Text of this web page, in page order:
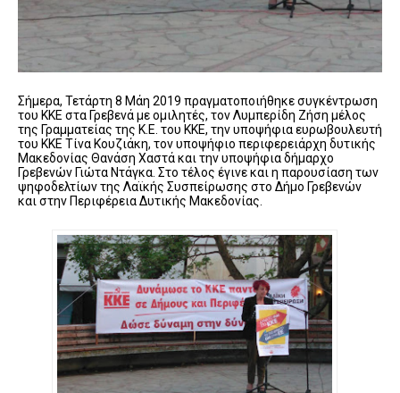
Σήμερα, Τετάρτη 8 Μάη 2019 πραγματοποιήθηκε συγκέντρωση
του ΚΚΕ στα Γρεβενά με ομιλητές, τον Λυμπερίδη Ζήση μέλος
της Γραμματείας της Κ.Ε. του ΚΚΕ, την υποψήφια ευρωβουλευτή
του ΚΚΕ Τίνα Κουζιάκη, τον υποψήφιο περιφερειάρχη δυτικής
Μακεδονίας Θανάση Χαστά και την υποψήφια δήμαρχο
Γρεβενών Γιώτα Ντάγκα. Στο τέλος έγινε και η παρουσίαση των
ψηφοδελτίων της Λαϊκής Συσπείρωσης στο Δήμο Γρεβενών
και στην Περιφέρεια Δυτικής Μακεδονίας.